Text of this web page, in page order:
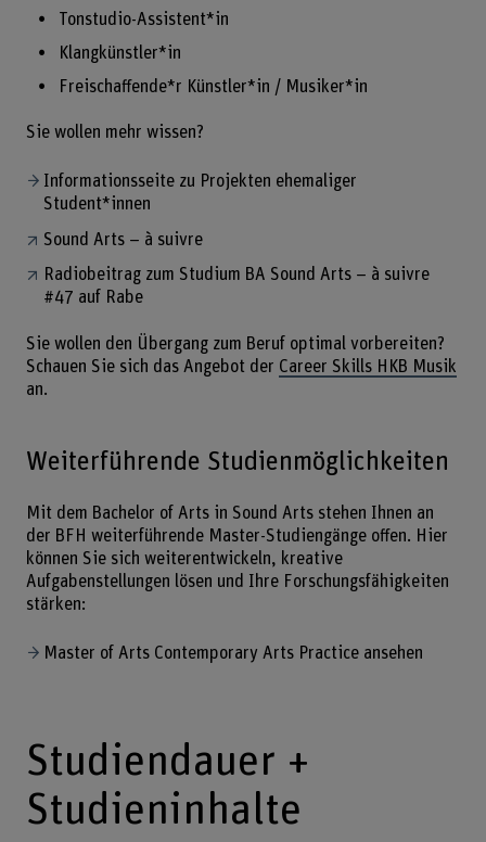
Tonstudio-Assistent*in
Klangkünstler*in
Freischaffende*r Künstler*in / Musiker*in
Sie wollen mehr wissen?
Informationsseite zu Projekten ehemaliger
Student*innen
Sound Arts – à suivre
Radiobeitrag zum Studium BA Sound Arts – à suivre
#47 auf Rabe
Sie wollen den Übergang zum Beruf optimal vorbereiten?
Schauen Sie sich das Angebot der Career Skills HKB Musik
an.
Weiterführende Studienmöglichkeiten
Mit dem Bachelor of Arts in Sound Arts stehen Ihnen an
der BFH weiterführende Master-Studiengänge offen. Hier
können Sie sich weiterentwickeln, kreative
Aufgabenstellungen lösen und Ihre Forschungsfähigkeiten
stärken:
Master of Arts Contemporary Arts Practice ansehen
Studiendauer +
Studieninhalte